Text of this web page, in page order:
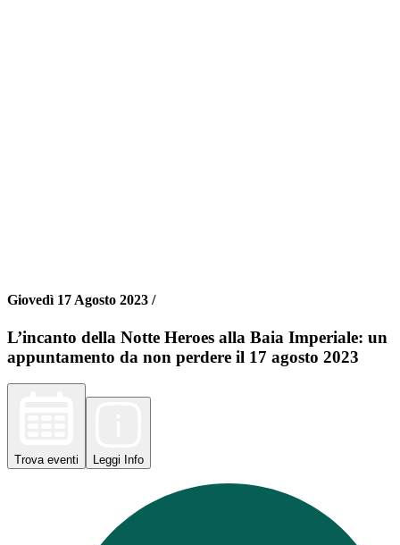
Giovedì 17 Agosto 2023 /
L’incanto della Notte Heroes alla Baia Imperiale: un
appuntamento da non perdere il 17 agosto 2023
Trova eventi Leggi Info